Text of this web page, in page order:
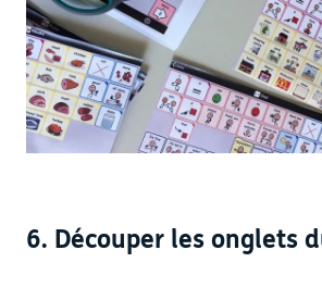
6. Découper les onglets